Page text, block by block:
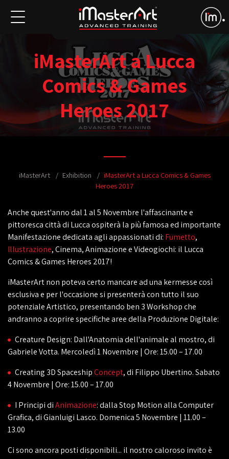
iMasterArt a Lucca
Comics & Games
Heroes 2017
iMasterArt Exhibition
iMasterArt a Lucca Comics & Games
Heroes 2017
Anche quest'anno dal 1 al 5 Novembre l'affascinante e
pittoresca città di Lucca ospiterà la più famosa ed importante
Manifestazione dedicata agli appassionati di: Fumetto,
Illustrazione, Cinema, Animazione e Videogiochi: il Lucca
Comics & Games Heroes 2017!
iMasterArt non poteva certo mancare ad una kermesse così
esclusiva e per l'occasione si presenterà con tutto il suo
potenziale Artistico, presentando ben 3 Workshop che
andranno a coprire specifiche aree della Produzione Digitale:
Creature Design: Dall'Anatomia dell'animale al mostro, di
Gabriele Votta. Mercoledì 1 Novembre | Ore: 15.00 – 17.00
Creating 3D SpaceshipConcept, di Filippo Ubertino. Sabato
4 Novembre | Ore: 15.00 – 17.00
I Principi diAnimazione: dalla Stop Motion alla Computer
Grafica, di Gianluigi Lasco. Domenica 5 Novembre | 11.00 –
13.00
Ci sono ancora posti disponibili... il nostro caloroso invito è